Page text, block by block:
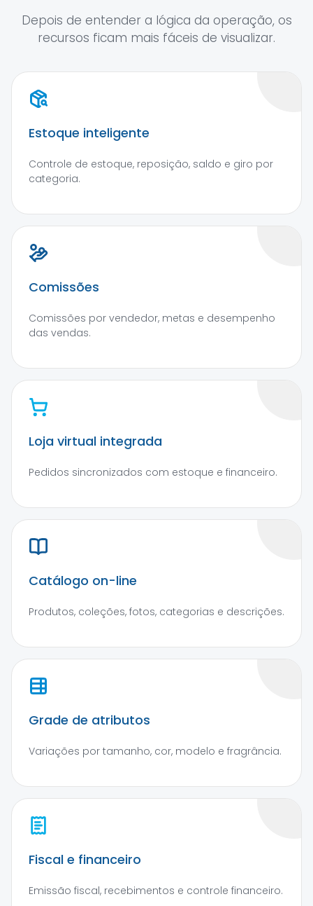
Depois de entender a lógica da operação, os
recursos ficam mais fáceis de visualizar.
Estoque inteligente
Controle de estoque, reposição, saldo e giro por
categoria.
Comissões
Comissões por vendedor, metas e desempenho
das vendas.
Loja virtual integrada
Pedidos sincronizados com estoque e financeiro.
Catálogo on-line
Produtos, coleções, fotos, categorias e descrições.
Grade de atributos
Variações por tamanho, cor, modelo e fragrância.
Fiscal e financeiro
Emissão fiscal, recebimentos e controle financeiro.